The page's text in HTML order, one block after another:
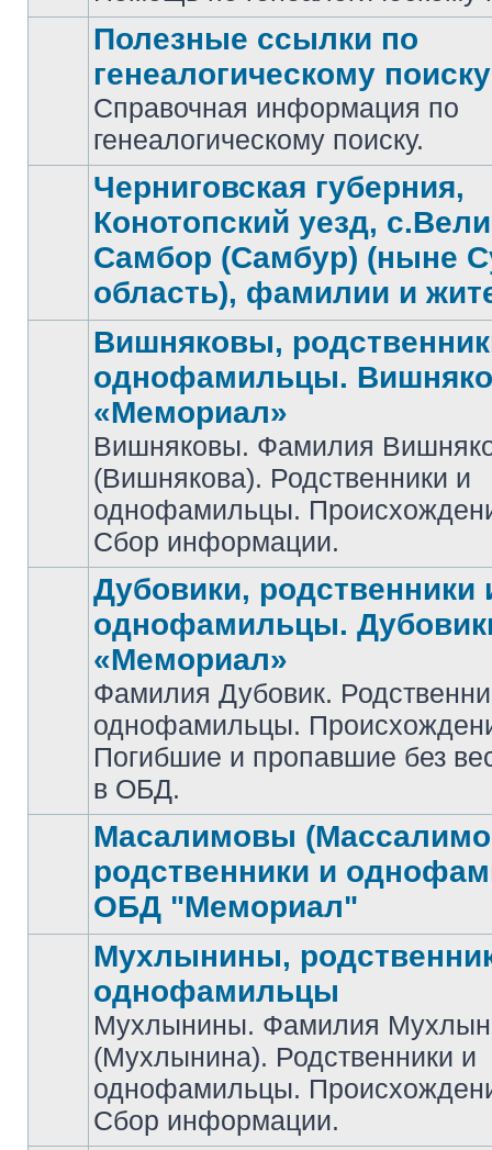
сообщений
Нет
непрочитанных
сообщений
Полезные ссылки по
генеалогическому поиску
Справочная информация по
генеалогическому поиску.
Нет
сообщений
Черниговская губерния,
Конотопский уезд,
Самбор (Самбур) (ныне
область), фамилии и
непрочитанных
сообщений
Вишняковы,
однофамильцы.
«Мемориал»
Вишняковы. Фамилия
(Вишнякова). Родственники и
однофамильцы.
Сбор информации.
непрочитанных
сообщений
Дубовики, родственники
однофамильцы.
«Мемориал»
Фамилия Дубовик.
однофамильцы.
Погибшие и пропавшие без
в ОБД.
Нет
непрочитанных
сообщений
Масалимовы
родственники и
ОБД "Мемориал"
Нет
непрочитанных
сообщений
Мухлынины,
однофамильцы
Мухлынины. Фамилия
(Мухлынина). Родственники и
однофамильцы.
Сбор информации.